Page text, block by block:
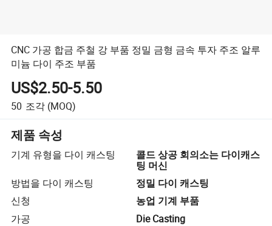
CNC 가공 합금 주철 강 부품 정밀 금형 금속 투자 주조 알루
미늄 다이 주조 부품
US$2.50-5.50
50 조각 (MOQ)
제품 속성
기계 유형을 다이 캐스팅
콜드 상공 회의소는 다이캐스
팅 머신
방법을 다이 캐스팅
정밀 다이 캐스팅
신청
농업 기계 부품
가공
Die Casting